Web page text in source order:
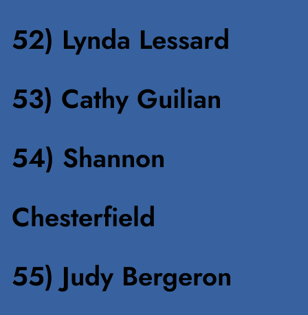
52) Lynda Lessard
53) Cathy Guilian
54) Shannon
Chesterfield
55) Judy Bergeron